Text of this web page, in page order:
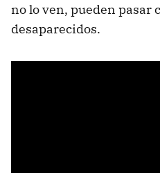
no lo ven, pueden pasar
desaparecidos.